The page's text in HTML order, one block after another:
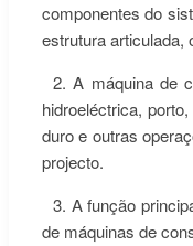
componentes do
estrutura articulada,
2. A máquina de
hidroeléctrica,
duro e outras
projecto.
3. A função
de máquinas de